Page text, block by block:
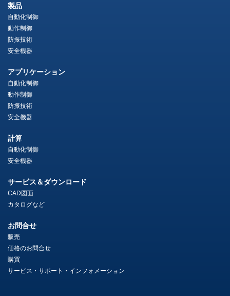
製品
自動化制御
動作制御
防振技術
安全機器
アプリケーション
自動化制御
動作制御
防振技術
安全機器
計算
自動化制御
安全機器
サービス＆ダウンロード
CAD図面
カタログなど
お問合せ
販売
価格のお問合せ
購買
サービス・サポート・インフォメーション